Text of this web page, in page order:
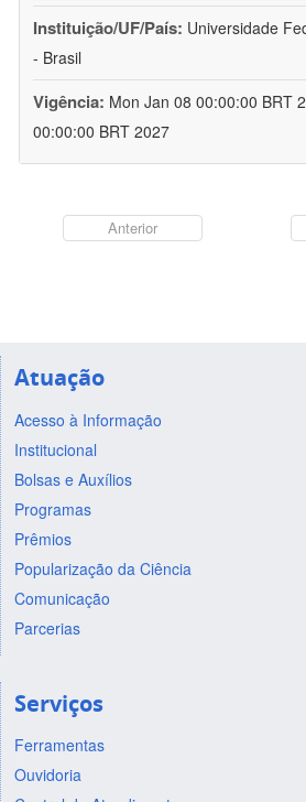
Instituição/UF/País: Universidade
- Brasil
Vigência: Mon Jan 08 00:00:00 BRT
00:00:00 BRT 2027
Anterior
Atuação
Acesso à Informação
Institucional
Bolsas e Auxílios
Programas
Prêmios
Popularização da Ciência
Comunicação
Parcerias
Serviços
Ferramentas
Ouvidoria